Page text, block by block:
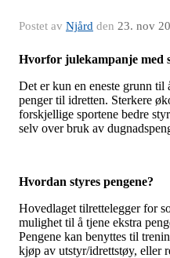
Postet av Njård den 23. nov
Hvorfor julekampanje med
Det er kun en eneste grunn til
penger til idretten. Sterkere
forskjellige sportene bedre
selv over bruk av
Hvordan styres pengene?
Hovedlaget tilrettelegger for
mulighet til å tjene ekstra
Pengene kan benyttes til
kjøp av utstyr/idrettstøy, eller